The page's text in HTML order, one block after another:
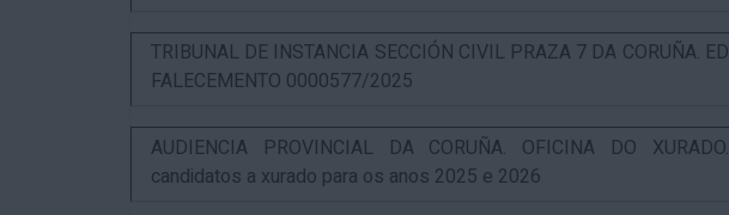
TRIBUNAL DE INSTANCIA SECCIÓN CIVIL PRAZA 7 DA CORUÑA.
FALECEMENTO 0000577/2025
AUDIENCIA PROVINCIAL DA CORUÑA. OFICINA DO
candidatos a xurado para os anos 2025 e 2026